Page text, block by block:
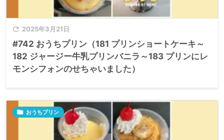
 2025年3月21日
#742 おうちプリン（181 プリンショートケーキ～
182 ジャージー牛乳プリンバニラ～183 プリンにレ
モンシフォンのせちゃいました）
 おうちプリン